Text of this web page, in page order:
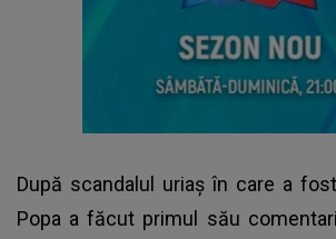
După scandalul uriaș în care a
Popa a făcut primul său